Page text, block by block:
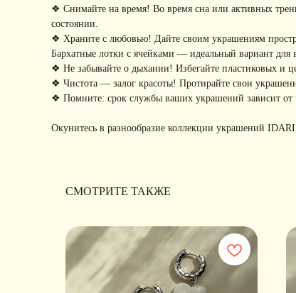
❖ Снимайте на время! Во время сна или активных
состоянии.
❖ Храните с любовью! Дайте своим украшениям
Бархатные лотки с ячейками — идеальный вариант для
❖ Не забывайте о дыхании! Избегайте пластиковых и
❖ Чистота — залог красоты! Протирайте свои
❖ Помните: срок службы ваших украшений зависит от
Окунитесь в разнообразие коллекции украшений
СМОТРИТЕ ТАКЖЕ